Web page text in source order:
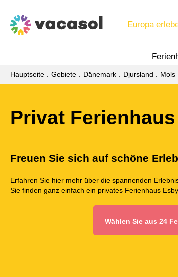
Europa
Hauptseite Gebiete Dänemark Djursland Mols
Privat
Freuen Sie sich auf schöne
Erfahren Sie hier mehr über die spannenden
Sie finden ganz einfach ein privates Ferienhaus
Wählen Sie aus 24